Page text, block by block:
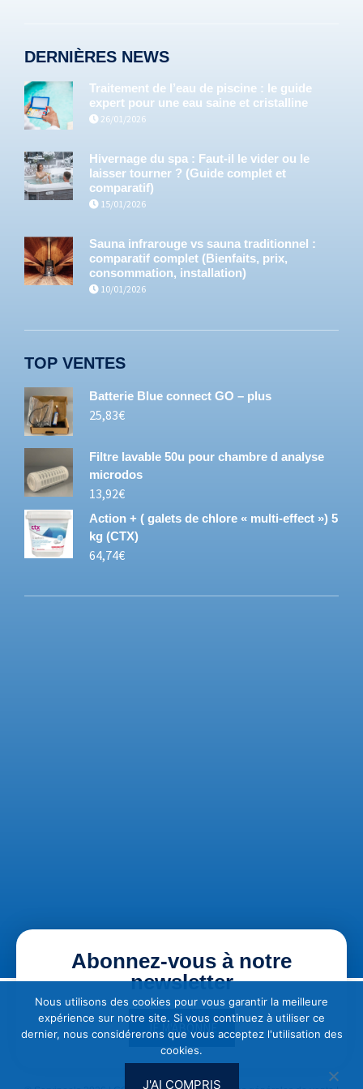
DERNIÈRES NEWS
Traitement de l’eau de piscine : le guide
expert pour une eau saine et cristalline
26/01/2026
Hivernage du spa : Faut-il le vider ou le
laisser tourner ? (Guide complet et
comparatif)
15/01/2026
Sauna infrarouge vs sauna traditionnel :
comparatif complet (Bienfaits, prix,
consommation, installation)
10/01/2026
TOP VENTES
Batterie Blue connect GO – plus
25,83€
Filtre lavable 50u pour chambre d analyse
microdos
13,92€
Action + ( galets de chlore « multi-effect ») 5
kg (CTX)
64,74€
Abonnez-vous à notre
newsletter
JE M'ABONNE
Nous utilisons des cookies pour vous garantir la meilleure
expérience sur notre site. Si vous continuez à utiliser ce
dernier, nous considérerons que vous acceptez l'utilisation des
cookies.
J'AI COMPRIS